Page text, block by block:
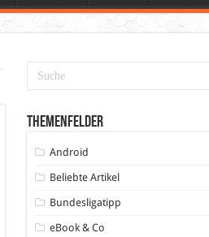
Themenfelder
Android
Beliebte Artikel
Bundesligatipp
eBook & Co